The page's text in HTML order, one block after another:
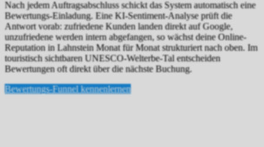
Nach jedem Auftragsabschluss schickt das System automatisch eine
Bewertungs-Einladung. Eine KI-Sentiment-Analyse prüft die
Antwort vorab: zufriedene Kunden landen direkt auf Google,
unzufriedene werden intern abgefangen, so wächst deine Online-
Reputation in Lahnstein Monat für Monat strukturiert nach oben. Im
touristisch sichtbaren UNESCO-Welterbe-Tal entscheiden
Bewertungen oft direkt über die nächste Buchung.
Bewertungs-Funnel kennenlernen